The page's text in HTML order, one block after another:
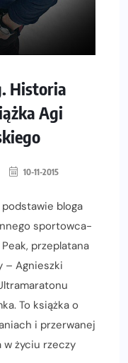
Historia
Agi
10-11-2015
podstawie bloga
sportowca-
przeplatana
– Agnieszki
To książka o
i przerwanej
w życiu rzeczy